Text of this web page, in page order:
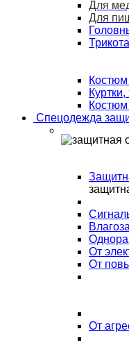
Для
Для
Спецодежда
От
От
От